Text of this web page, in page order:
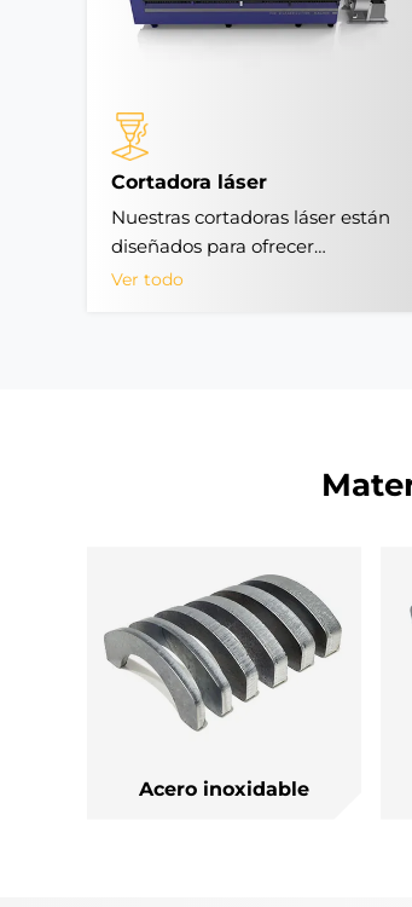
Cortadora láser
Nuestras cortadoras láser están
diseñados para ofrecer
precisión y velocidad
corte por láser, estos sistemas
eficiencia.
Ver todo
Acero inoxidable